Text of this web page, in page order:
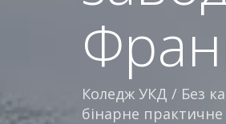
Коледж УКД / Без
бінарне практичне